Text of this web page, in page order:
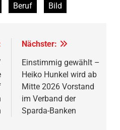
Beruf Bild
Nächster:
Einstimmig gewählt –
Heiko Hunkel wird ab
Mitte 2026 Vorstand
im Verband der
Sparda-Banken